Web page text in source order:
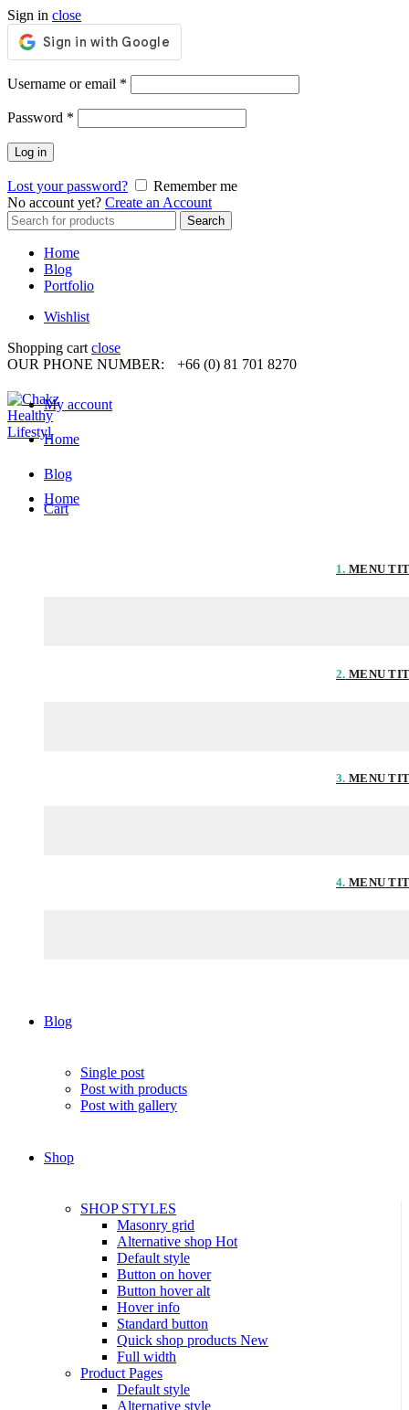
Sign in close
Username or email *
Password *
Log in
Lost your password?
Remember me
No account yet? Create an Account
Search
for:
Search
Home
Blog
Portfolio
Wishlist
Shopping cart close
OUR PHONE NUMBER:
+66 (0) 81 701 8270
My account
Home
Blog
Cart
Home
1. MENU
2. MENU
3. MENU
4. MENU
Blog
Single post
Post with products
Post with gallery
Shop
SHOP STYLES
Masonry grid
Alternative shop Hot
Default style
Button on hover
Button hover alt
Hover info
Standard button
Quick shop products New
Full width
Product Pages
Default style
Alternative style